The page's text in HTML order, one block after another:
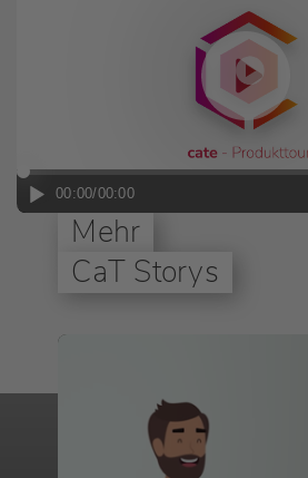
Play
00:00/00:00
Mehr
CaT Storys